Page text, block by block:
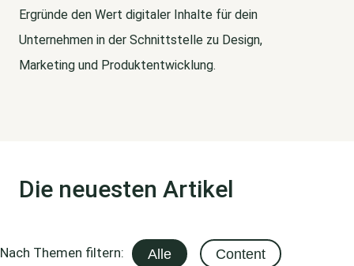
Ergründe den Wert digitaler Inhalte für dein
Unternehmen in der Schnittstelle zu Design,
Marketing und Produktentwicklung.
Die neuesten Artikel
Nach Themen filtern: Alle Content